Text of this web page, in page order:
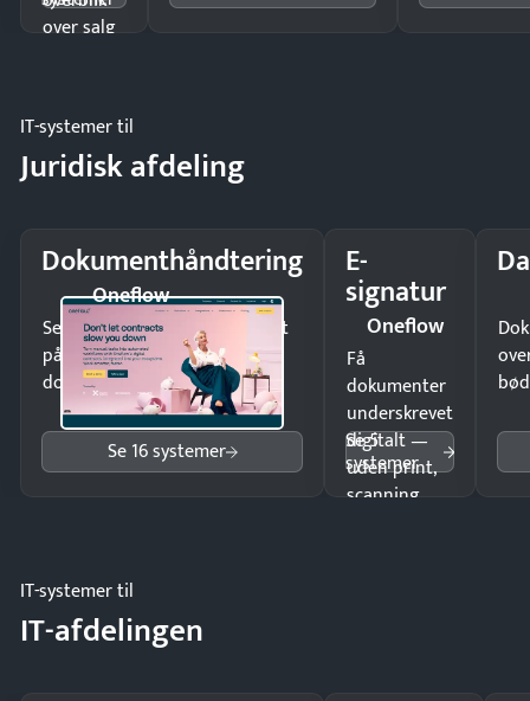
over salg
IT-systemer til
Juridisk afdeling
Dokumenthåndtering
Oneflow
Send kontrakter til underskrift
på minutter og mist ingen
dokumenter.
Se 16 systemer
E-
signatur
Oneflow
Få
dokumenter
underskrevet
digitalt —
uden print,
scanning
Se 5
systemer
IT-systemer til
IT-afdelingen